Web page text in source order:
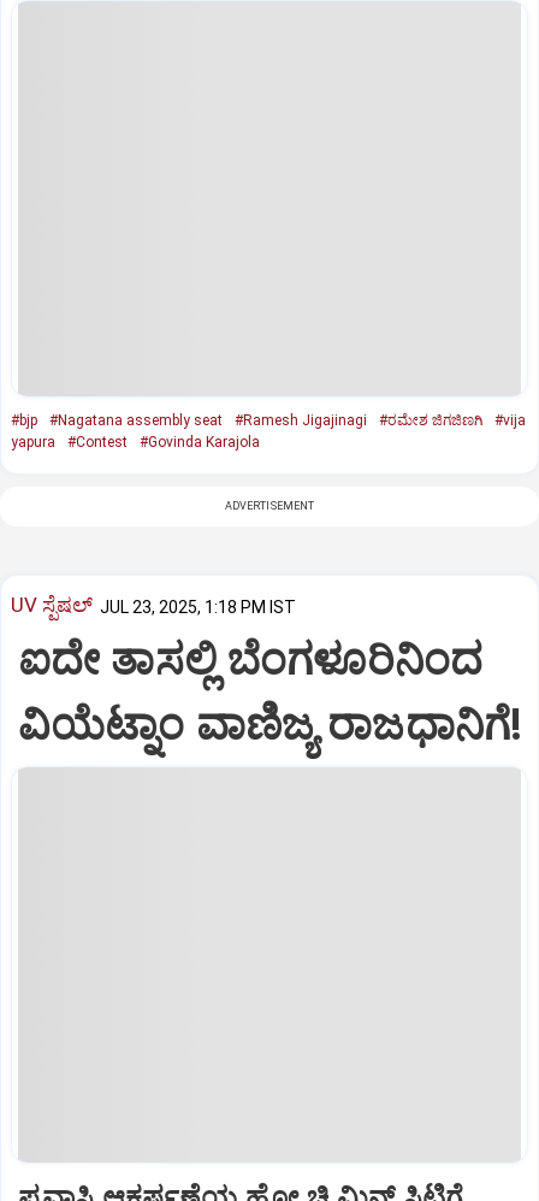
#bjp #Nagatana assembly seat #Ramesh Jigajinagi #ರಮೇಶ ಜಿಗಜಿಣಗಿ
#vija
yapura
#Contest #Govinda Karajola
ADVERTISEMENT
UV ಸ್ಪೆಷಲ್‌ JUL 23, 2025, 1:18 PM IST
ಐದೇ ತಾಸಲ್ಲಿ ಬೆಂಗಳೂರಿನಿಂದ
ವಿಯೆಟ್ನಾಂ ವಾಣಿಜ್ಯ ರಾಜಧಾನಿಗೆ!